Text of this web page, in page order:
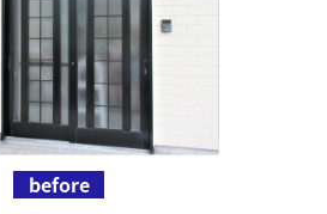
before